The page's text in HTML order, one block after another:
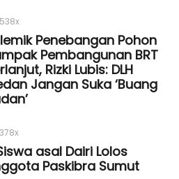
Penebangan Pohon
Pembangunan BRT
Rizki Lubis: DLH
Jangan Suka ‘Buang
asal Dairi Lolos
Paskibra Sumut